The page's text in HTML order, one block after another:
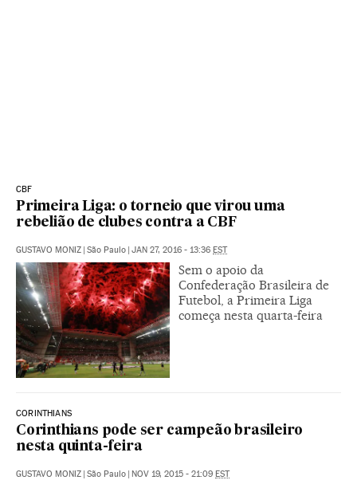
CBF
Primeira Liga: o torneio que virou uma
rebelião de clubes contra a CBF
GUSTAVO MONIZ | São Paulo | JAN 27, 2016 - 13:36 EST
Sem o apoio da
Confederação Brasileira de
Futebol, a Primeira Liga
começa nesta quarta-feira
CORINTHIANS
Corinthians pode ser campeão brasileiro
nesta quinta-feira
GUSTAVO MONIZ | São Paulo | NOV 19, 2015 - 21:09 EST